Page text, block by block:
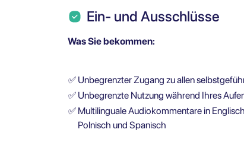
Ein- und Ausschlüsse
Was Sie bekommen:
✅ Unbegrenzter Zugang zu allen
✅ Unbegrenzte Nutzung während Ihres
✅ Multilinguale Audiokommentare in
Polnisch und Spanisch